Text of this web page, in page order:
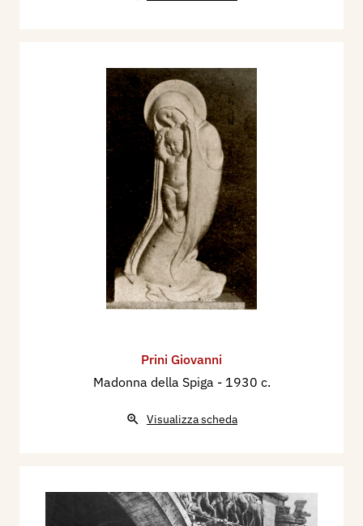
Prini Giovanni
Madonna della Spiga - 1930 c.
Visualizza scheda